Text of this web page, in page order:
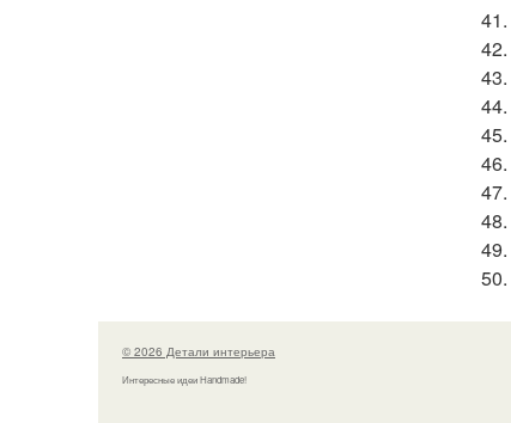
41.
42.
43.
44.
45.
46.
47.
48.
49.
50.
© 2026 Детали интерьера
Интересные идеи Handmade!